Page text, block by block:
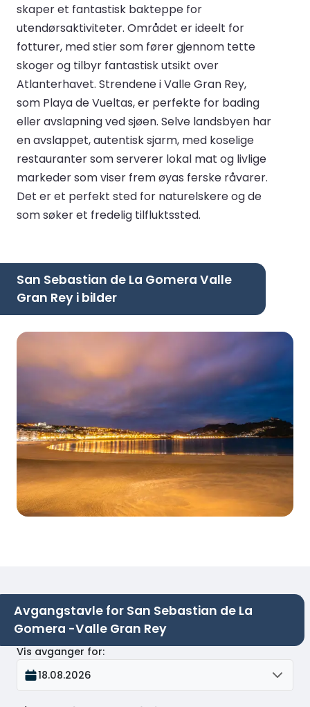
skaper et fantastisk bakteppe for
utendørsaktiviteter. Området er ideelt for
fotturer, med stier som fører gjennom tette
skoger og tilbyr fantastisk utsikt over
Atlanterhavet. Strendene i Valle Gran Rey,
som Playa de Vueltas, er perfekte for bading
eller avslapning ved sjøen. Selve landsbyen har
en avslappet, autentisk sjarm, med koselige
restauranter som serverer lokal mat og livlige
markeder som viser frem øyas ferske råvarer.
Det er et perfekt sted for naturelskere og de
som søker et fredelig tilfluktssted.
San Sebastian de La Gomera Valle
Gran Rey i bilder
Avgangstavle for San Sebastian de La
Gomera -Valle Gran Rey
Vis avganger for:
18.08.2026